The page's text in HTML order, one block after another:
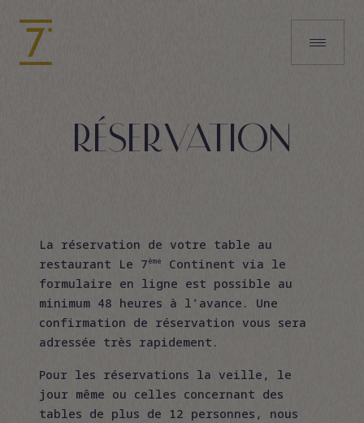
RÉSERVATION
La réservation de votre table au
restaurant Le 7ème
Continent via le
formulaire en ligne est possible au
minimum 48 heures à l’avance. Une
confirmation de réservation vous sera
adressée très rapidement.
Pour les réservations la veille, le
jour même ou celles concernant des
tables de plus de 12 personnes, nous